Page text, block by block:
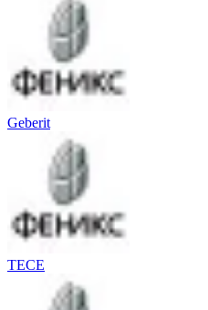
Geberit
TECE